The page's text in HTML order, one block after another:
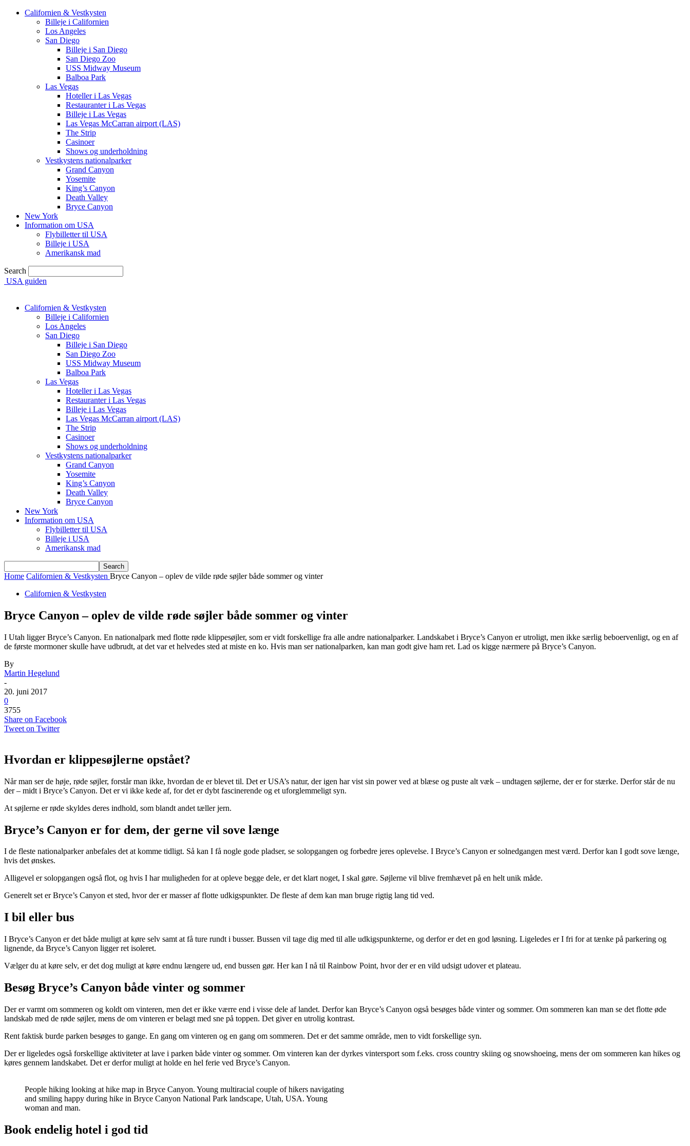
Californien & Vestkysten
Billeje i Californien
Los Angeles
San Diego
Billeje i San Diego
San Diego Zoo
USS Midway Museum
Balboa Park
Las Vegas
Hoteller i Las Vegas
Restauranter i Las Vegas
Billeje i Las Vegas
Las Vegas McCarran airport (LAS)
The Strip
Casinoer
Shows og underholdning
Vestkystens nationalparker
Grand Canyon
Yosemite
King’s Canyon
Death Valley
Bryce Canyon
New York
Information om USA
Flybilletter til USA
Billeje i USA
Amerikansk mad
Search
USA guiden
Californien & Vestkysten
Billeje i Californien
Los Angeles
San Diego
Billeje i San Diego
San Diego Zoo
USS Midway Museum
Balboa Park
Las Vegas
Hoteller i Las Vegas
Restauranter i Las Vegas
Billeje i Las Vegas
Las Vegas McCarran airport (LAS)
The Strip
Casinoer
Shows og underholdning
Vestkystens nationalparker
Grand Canyon
Yosemite
King’s Canyon
Death Valley
Bryce Canyon
New York
Information om USA
Flybilletter til USA
Billeje i USA
Amerikansk mad
Home Californien & Vestkysten Bryce Canyon – oplev de vilde røde søjler både sommer og vinter
Californien & Vestkysten
Bryce Canyon – oplev de vilde røde søjler både sommer og vinter
I Utah ligger Bryce’s Canyon. En nationalpark med flotte røde klippesøjler, som er vidt forskellige fra alle andre nationalparker. Landskabet i Bryce’s Canyon er utroligt, men ikke særlig beboervenligt, og en af
de første mormoner skulle have udbrudt, at det var et helvedes sted at miste en ko. Hvis man ser nationalparken, kan man godt give ham ret. Lad os kigge nærmere på Bryce’s Canyon.
By
Martin Hegelund
-
20. juni 2017
0
3755
Share on Facebook
Tweet on Twitter
Hvordan er klippesøjlerne opstået?
Når man ser de høje, røde søjler, forstår man ikke, hvordan de er blevet til. Det er USA’s natur, der igen har vist sin power ved at blæse og puste alt væk – undtagen søjlerne, der er for stærke. Derfor står de nu
der – midt i Bryce’s Canyon. Det er vi ikke kede af, for det er dybt fascinerende og et uforglemmeligt syn.
At søjlerne er røde skyldes deres indhold, som blandt andet tæller jern.
Bryce’s Canyon er for dem, der gerne vil sove længe
I de fleste nationalparker anbefales det at komme tidligt. Så kan I få nogle gode pladser, se solopgangen og forbedre jeres oplevelse. I Bryce’s Canyon er solnedgangen mest værd. Derfor kan I godt sove længe,
hvis det ønskes.
Alligevel er solopgangen også flot, og hvis I har muligheden for at opleve begge dele, er det klart noget, I skal gøre. Søjlerne vil blive fremhævet på en helt unik måde.
Generelt set er Bryce’s Canyon et sted, hvor der er masser af flotte udkigspunkter. De fleste af dem kan man bruge rigtig lang tid ved.
I bil eller bus
I Bryce’s Canyon er det både muligt at køre selv samt at få ture rundt i busser. Bussen vil tage dig med til alle udkigspunkterne, og derfor er det en god løsning. Ligeledes er I fri for at tænke på parkering og
lignende, da Bryce’s Canyon ligger ret isoleret.
Vælger du at køre selv, er det dog muligt at køre endnu længere ud, end bussen gør. Her kan I nå til Rainbow Point, hvor der er en vild udsigt udover et plateau.
Besøg Bryce’s Canyon både vinter og sommer
Der er varmt om sommeren og koldt om vinteren, men det er ikke værre end i visse dele af landet. Derfor kan Bryce’s Canyon også besøges både vinter og sommer. Om sommeren kan man se det flotte øde
landskab med de røde søjler, mens de om vinteren er belagt med sne på toppen. Det giver en utrolig kontrast.
Rent faktisk burde parken besøges to gange. En gang om vinteren og en gang om sommeren. Det er det samme område, men to vidt forskellige syn.
Der er ligeledes også forskellige aktiviteter at lave i parken både vinter og sommer. Om vinteren kan der dyrkes vintersport som f.eks. cross country skiing og snowshoeing, mens der om sommeren kan hikes og
køres gennem landskabet. Det er derfor muligt at holde en hel ferie ved Bryce’s Canyon.
People hiking looking at hike map in Bryce Canyon. Young multiracial couple of hikers navigating
and smiling happy during hike in Bryce Canyon National Park landscape, Utah, USA. Young
woman and man.
Book endelig hotel i god tid